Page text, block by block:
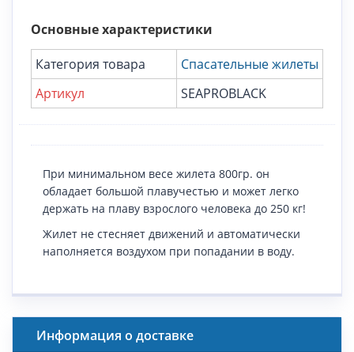
Основные характеристики
Категория товара
Спасательные жилеты
Артикул
SEAPROBLACK
При минимальном весе жилета 800гр. он
обладает большой плавучестью и может легко
держать на плаву взрослого человека до 250 кг!
Жилет не стесняет движений и автоматически
наполняется воздухом при попадании в воду.
Информация о доставке